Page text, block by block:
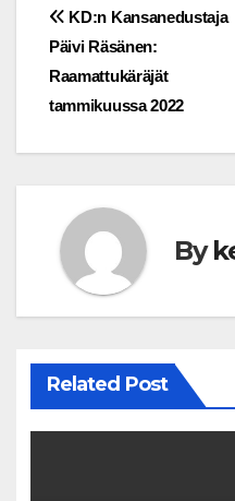
Post
navigation
KD:n Kansanedustaja
Päivi Räsänen:
Raamattukäräjät
tammikuussa 2022
By
Related Post